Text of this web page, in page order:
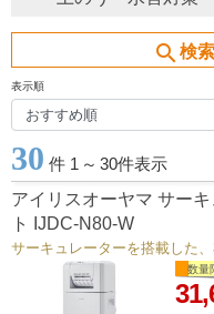
search検
表示順
30 件 1 ～ 30件表示
アイリスオーヤマ サー
ト IJDC-N80-W
サーキュレーターを搭載した、
数量